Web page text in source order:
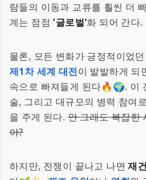
람들의 이동과 교류를 훨씬 더
계는 점점 '글로벌'화 되어 간다.
물론, 모든 변화가 긍정적이었
제1차 세계 대전이 발발하게 되
속으로 빠져들게 된다🔥🌍. 이
술, 그리고 대규모의 병력 참여
을 주게 된다.안 그래도 복잡한
야?
하지만, 전쟁이 끝나고 나면재